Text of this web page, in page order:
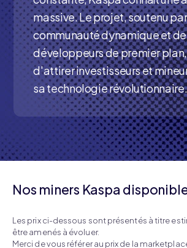
massive. Le projet, soutenu
communauté dynamique et
développeurs de premier
d'attirer investisseurs et
sa technologie révolutionnaire.
Nos miners Kaspa
Les prix ci-dessous sont présentés à titre
être amenés à évoluer.
Merci de vous référer au prix de la